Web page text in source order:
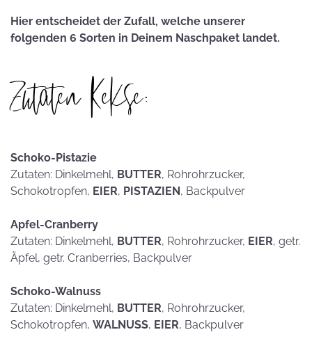
Hier entscheidet der Zufall, welche unserer
folgenden 6 Sorten in Deinem Naschpaket landet.
Zutaten Kekse:
Schoko-Pistazie
Zutaten: Dinkelmehl, BUTTER, Rohrohrzucker,
Schokotropfen, EIER, PISTAZIEN, Backpulver
Apfel-Cranberry
Zutaten: Dinkelmehl, BUTTER, Rohrohrzucker, EIER, getr.
Äpfel, getr. Cranberries, Backpulver
Schoko-Walnuss
Zutaten: Dinkelmehl, BUTTER, Rohrohrzucker,
Schokotropfen, WALNUSS, EIER, Backpulver